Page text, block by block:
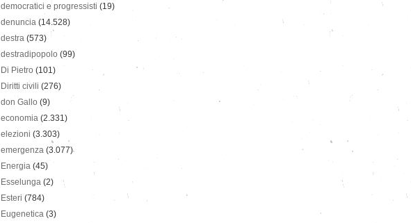
democratici e progressisti (19)
denuncia (14.528)
destra (573)
destradipopolo (99)
Di Pietro (101)
Diritti civili (276)
don Gallo (9)
economia (2.331)
elezioni (3.303)
emergenza (3.077)
Energia (45)
Esselunga (2)
Esteri (784)
Eugenetica (3)